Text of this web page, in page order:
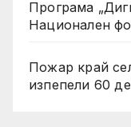
Програма
Национален
Пожар край
изпепели 60